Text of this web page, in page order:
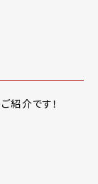
紹介です！